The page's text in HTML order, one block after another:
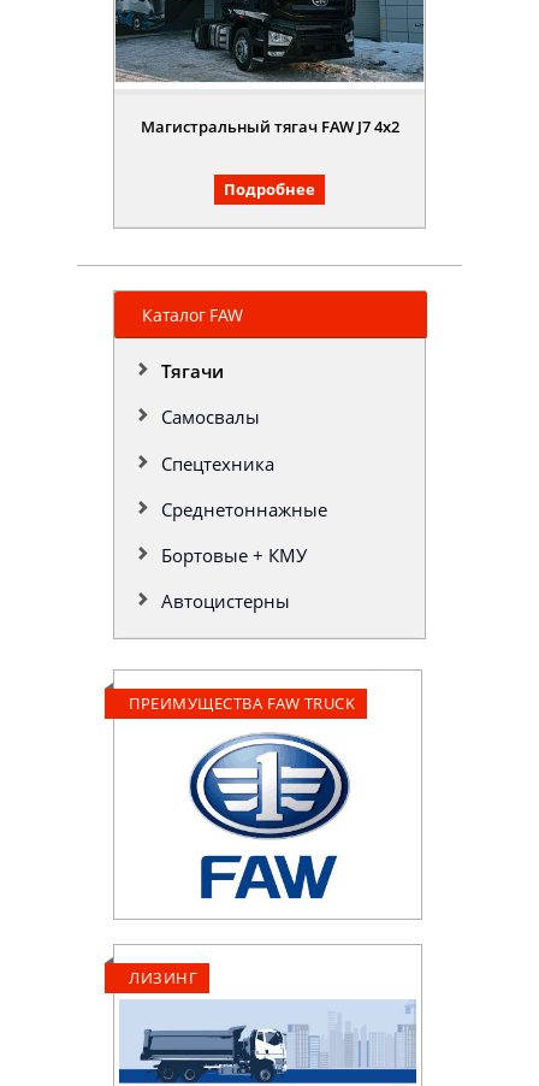
Магистральный тягач FAW J7 4x2
Подробнее
Каталог FAW
Тягачи
Самосвалы
Спецтехника
Среднетоннажные
Бортовые + КМУ
Автоцистерны
ПРЕИМУЩЕСТВА FAW TRUCK
ЛИЗИНГ